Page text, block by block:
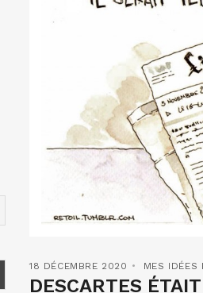
18 DÉCEMBRE 2020 MES IDÉES
DESCARTES